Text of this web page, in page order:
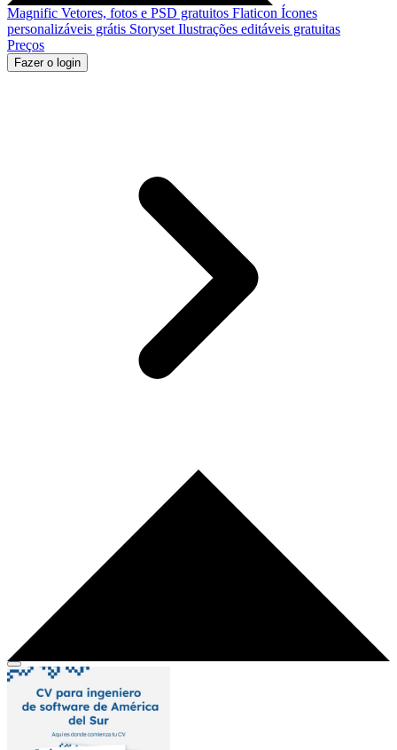
Magnific Vetores, fotos e PSD gratuitos Flaticon Ícones
personalizáveis grátis Storyset Ilustrações editáveis gratuitas
Preços
Fazer o login